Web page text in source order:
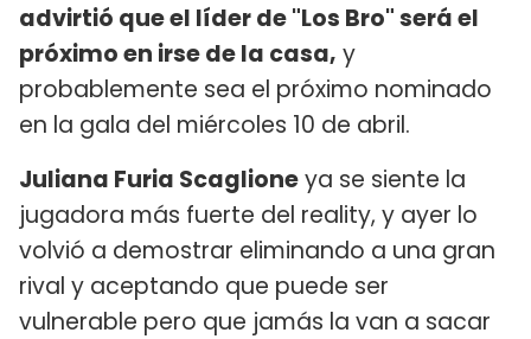
advirtió que el líder de "Los Bro" será el
próximo en irse de la casa, y
probablemente sea el próximo nominado
en la gala del miércoles 10 de abril.
Juliana Furia Scaglioneya se siente la
jugadora más fuerte del reality, y ayer lo
volvió a demostrar eliminando a una gran
rival y aceptando que puede ser
vulnerable pero que jamás la van a sacar